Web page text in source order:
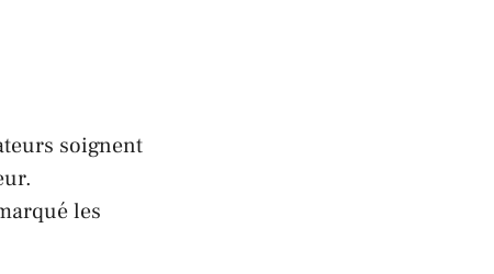
soignent
les